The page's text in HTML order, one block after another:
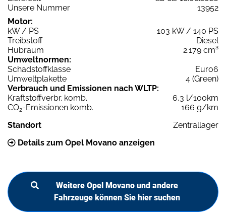
Unsere Nummer
13952
Motor:
kW / PS
103 kW / 140 PS
Treibstoff
Diesel
Hubraum
2.179 cm³
Umweltnormen:
Schadstoffklasse
Euro6
Umweltplakette
4 (Green)
Verbrauch und Emissionen nach WLTP:
Kraftstoffverbr. komb.
6,3 l/100km
CO2-Emissionen komb.
166 g/km
Standort
Zentrallager
Details zum Opel Movano anzeigen
Weitere Opel Movano und andere
Fahrzeuge können Sie hier suchen